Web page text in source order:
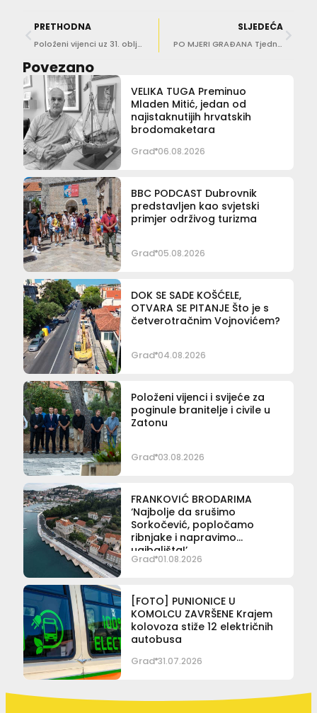
PRETHODNA
Položeni vijenci uz 31. obljetnicu osnivanja Vojne policije Oružanih snaga Republike Hrvatske
SLJEDEĆA
PO MJERI GRAĐANA Tjedni pregled gradskih projekata
Povezano
VELIKA TUGA Preminuo
Mladen Mitić, jedan od
najistaknutijih hrvatskih
brodomaketara
Grad 06.08.2026
BBC PODCAST Dubrovnik
predstavljen kao svjetski
primjer održivog turizma
Grad 05.08.2026
DOK SE SADE KOŠĆELE,
OTVARA SE PITANJE Što je s
četverotračnim Vojnovićem?
Grad 04.08.2026
Položeni vijenci i svijeće za
poginule branitelje i civile u
Zatonu
Grad 03.08.2026
FRANKOVIĆ BRODARIMA
‘Najbolje da srušimo
Sorkočević, popločamo
ribnjake i napravimo
ugibališta!’
Grad 01.08.2026
[FOTO] PUNIONICE U
KOMOLCU ZAVRŠENE Krajem
kolovoza stiže 12 električnih
autobusa
Grad 31.07.2026